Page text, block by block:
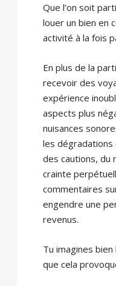
Que l’on soit
louer un bien en
activité à la fois
En plus de la
recevoir des
expérience
aspects plus
nuisances
les dégradations
des cautions, du
crainte
commentaires
engendre une
revenus.
Tu imagines
que cela